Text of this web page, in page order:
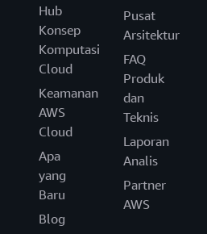
Hub
Konsep
Komputasi
Cloud
Keamanan
AWS
Cloud
Apa
yang
Baru
Blog
Pusat
Arsitektur
FAQ
Produk
dan
Teknis
Laporan
Analis
Partner
AWS